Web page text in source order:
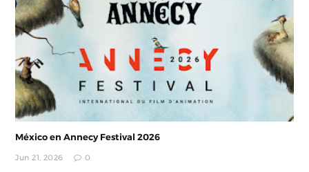
México en Annecy Festival 2026
Jun 21, 2026 0